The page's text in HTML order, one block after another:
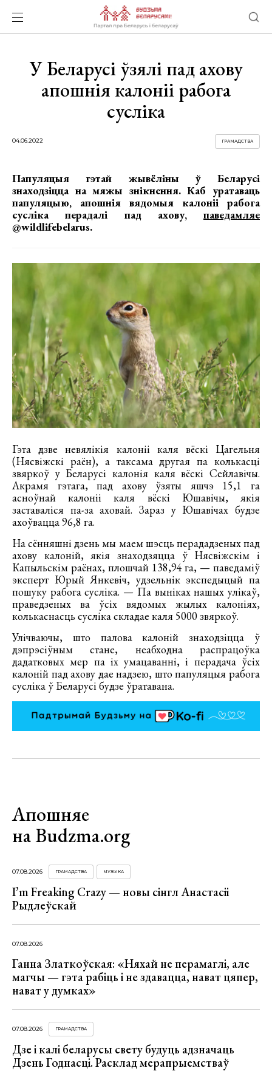
У Беларусі ўзялі пад ахову
апошнія калоніі рабога
сусліка
04.06.2022 ГРАМАДСТВА
Папуляцыя гэтай жывёліны ў Беларусі
знаходзіцца на мяжы знікнення. Каб уратаваць
папуляцыю, апошнія вядомыя калоніі рабога
сусліка перадалі пад ахову, паведамляе
@wildlifebelarus.
Гэта дзве невялікія калоніі каля вёскі Цагельня
(Нясвіжскі раён), а таксама другая па колькасці
звяркоў у Беларусі калонія каля вёскі Сейлавічы.
Акрамя гэтага, пад ахову ўзяты яшчэ 15,1 га
асноўнай калоніі каля вёскі Юшавічы, якія
заставаліся па-за аховай. Зараз у Юшавічах будзе
ахоўвацца 96,8 га.
На сённяшні дзень мы маем шэсць перададзеных пад
ахову калоній, якія знаходзяцца ў Нясвіжскім і
Капыльскім раёнах, плошчай 138,94 га, — паведаміў
эксперт Юрый Янкевіч, удзельнік экспедыцый па
пошуку рабога сусліка. — Па выніках нашых улікаў,
праведзеных ва ўсіх вядомых жылых калоніях,
колькаснасць сусліка складае каля 5000 звяркоў.
Улічваючы, што палова калоній знаходзіцца ў
дэпрэсіўным стане, неабходна распрацоўка
дадатковых мер па іх умацаванні, і перадача ўсіх
калоній пад ахову дае надзею, што папуляцыя рабога
сусліка ў Беларусі будзе ўратавана.
Апошняе
на Budzma.org
07.08.2026 ГРАМАДСТВА МУЗЫКА
I’m Freaking Crazy — новы сінгл Анастасіі
Рыдлеўскай
07.08.2026
Ганна Златкоўская: «Няхай не перамаглі, але
магчы — гэта рабіць і не здавацца, нават цяпер,
нават у думках»
07.08.2026 ГРАМАДСТВА
Дзе і калі беларусы свету будуць адзначаць
Дзень Годнасці. Расклад мерапрыемстваў